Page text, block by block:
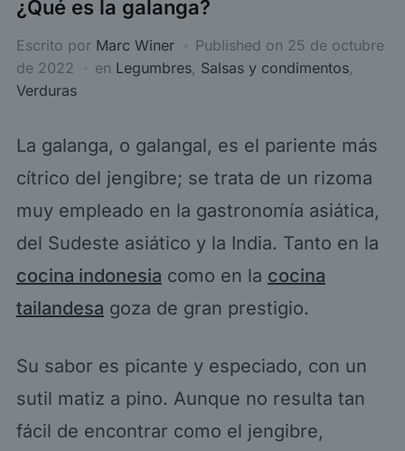
¿Qué es la galanga?
Escrito por Marc Winer Published on 25 de octubre
de 2022
en Legumbres, Salsas y condimentos,
Verduras
La galanga, o galangal, es el pariente más
cítrico del jengibre; se trata de un rizoma
muy empleado en la gastronomía asiática,
del Sudeste asiático y la India. Tanto en la
cocina indonesia como en la cocina
tailandesa goza de gran prestigio.
Su sabor es picante y especiado, con un
sutil matiz a pino. Aunque no resulta tan
fácil de encontrar como el jengibre,